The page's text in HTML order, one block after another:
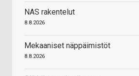
NAS rakentelut
8.8.2026
Mekaaniset näppäimistöt
8.8.2026